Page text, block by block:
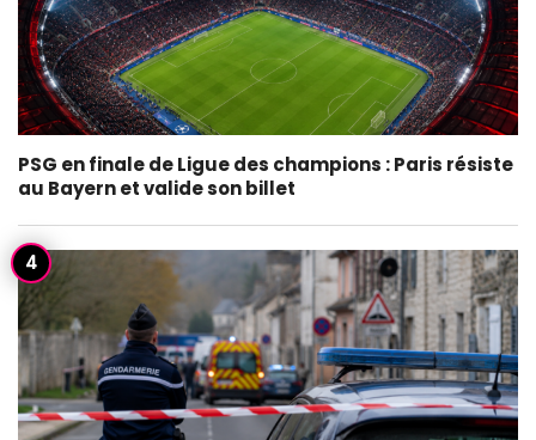
PSG en finale de Ligue des champions : Paris résiste
au Bayern et valide son billet